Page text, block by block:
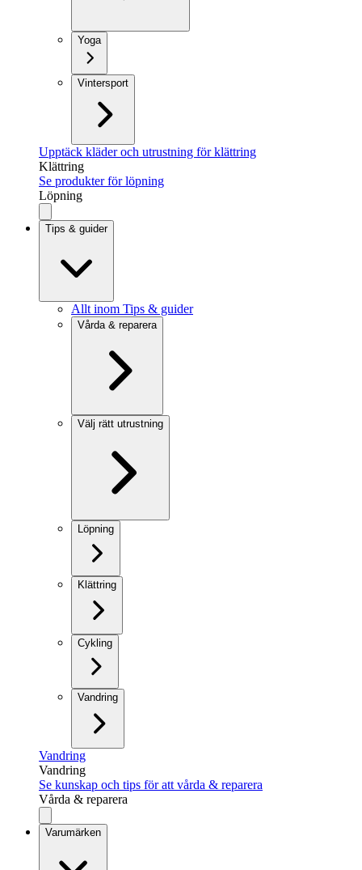
Yoga
Vintersport
Upptäck kläder och utrustning för klättring
Klättring
Se produkter för löpning
Löpning
Tips & guider
Allt inom Tips & guider
Vårda & reparera
Välj rätt utrustning
Löpning
Klättring
Cykling
Vandring
Vandring
Vandring
Se kunskap och tips för att vårda & reparera
Vårda & reparera
Varumärken